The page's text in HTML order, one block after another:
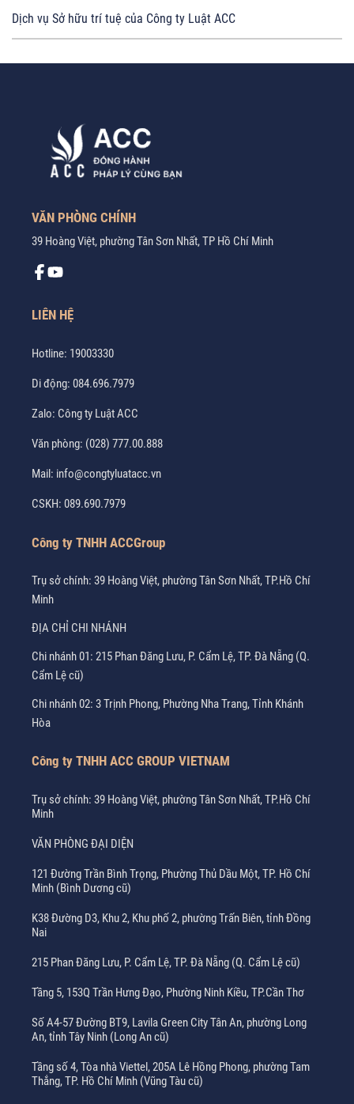
Dịch vụ Sở hữu trí tuệ của Công ty Luật ACC
VĂN PHÒNG CHÍNH
39 Hoàng Việt, phường Tân Sơn Nhất, TP Hồ Chí Minh
LIÊN HỆ
Hotline: 19003330
Di động: 084.696.7979
Zalo: Công ty Luật ACC
Văn phòng: (028) 777.00.888
Mail: info@congtyluatacc.vn
CSKH: 089.690.7979
Công ty TNHH ACCGroup
Trụ sở chính: 39 Hoàng Việt, phường Tân Sơn Nhất, TP.Hồ Chí
Minh
ĐỊA CHỈ CHI NHÁNH
Chi nhánh 01: 215 Phan Đăng Lưu, P. Cẩm Lệ, TP. Đà Nẵng (Q.
Cẩm Lệ cũ)
Chi nhánh 02: 3 Trịnh Phong, Phường Nha Trang, Tỉnh Khánh
Hòa
Công ty TNHH ACC GROUP VIETNAM
Trụ sở chính: 39 Hoàng Việt, phường Tân Sơn Nhất, TP.Hồ Chí
Minh
VĂN PHÒNG ĐẠI DIỆN
121 Đường Trần Bình Trọng, Phường Thủ Dầu Một, TP. Hồ Chí
Minh (Bình Dương cũ)
K38 Đường D3, Khu 2, Khu phố 2, phường Trấn Biên, tỉnh Đồng
Nai
215 Phan Đăng Lưu, P. Cẩm Lệ, TP. Đà Nẵng (Q. Cẩm Lệ cũ)
Tầng 5, 153Q Trần Hưng Đạo, Phường Ninh Kiều, TP.Cần Thơ
Số A4-57 Đường BT9, Lavila Green City Tân An, phường Long
An, tỉnh Tây Ninh (Long An cũ)
Tầng số 4, Tòa nhà Viettel, 205A Lê Hồng Phong, phường Tam
Thắng, TP. Hồ Chí Minh (Vũng Tàu cũ)